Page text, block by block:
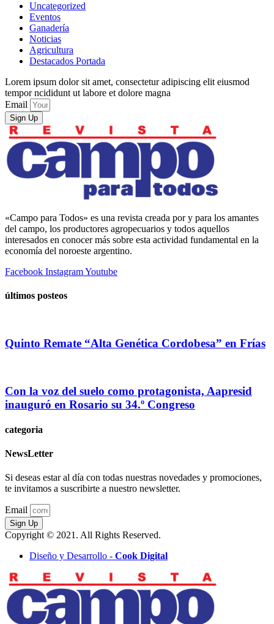
Uncategorized
Eventos
Ganadería
Noticias
Agricultura
Destacados Portada
Lorem ipsum dolor sit amet, consectetur adipiscing elit eiusmod
tempor ncididunt ut labore et dolore magna
Email
Sign Up
«Campo para Todos» es una revista creada por y para los amantes
del campo, los productores agropecuarios y todos aquellos
interesados en conocer más sobre esta actividad fundamental en la
economía del noroeste argentino.
Facebook InstagramYoutube
últimos posteos
Quinto Remate “Alta Genética Cordobesa” en Frías
Con la voz del suelo como protagonista, Aapresid
inauguró en Rosario su 34.º Congreso
categoria
NewsLetter
Si deseas estar al día con todas nuestras novedades y promociones,
te invitamos a suscribirte a nuestro newsletter.
Email
Sign Up
Copyright © 2021. All Rights Reserved.
Diseño y Desarrollo - Cook Digital